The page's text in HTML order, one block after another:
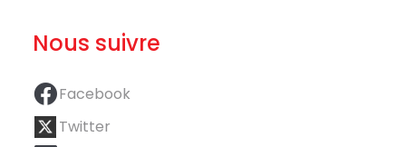
Nous suivre
Facebook
Twitter